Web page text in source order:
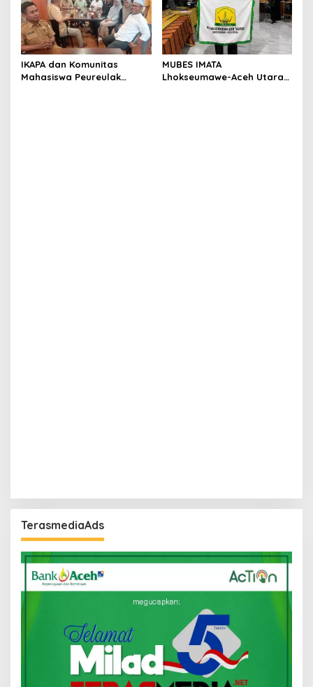
IKAPA dan Komunitas
Mahasiswa Peureulak
MUBES IMATA
Lhokseumawe-Aceh Utara
TerasmediaAds